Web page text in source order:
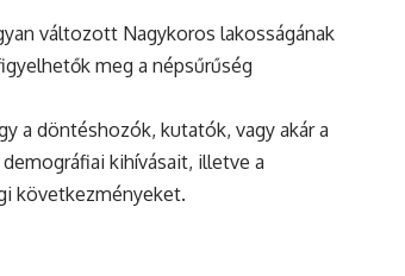
változott Nagykoros lakosságának
meg a népsűrűség
a döntéshozók, kutatók, vagy akár a
kihívásait, illetve a
következményeket.